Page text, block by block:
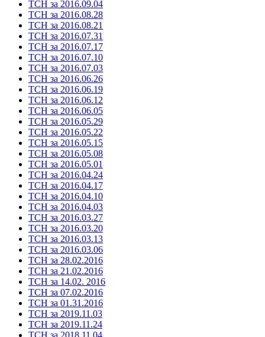
ТСН за 2016.09.04
ТСН за 2016.08.28
ТСН за 2016.08.21
ТСН за 2016.07.31
ТСН за 2016.07.17
ТСН за 2016.07.10
ТСН за 2016.07.03
ТСН за 2016.06.26
ТСН за 2016.06.19
ТСН за 2016.06.12
ТСН за 2016.06.05
ТСН за 2016.05.29
ТСН за 2016.05.22
ТСН за 2016.05.15
ТСН за 2016.05.08
ТСН за 2016.05.01
ТСН за 2016.04.24
ТСН за 2016.04.17
ТСН за 2016.04.10
ТСН за 2016.04.03
ТСН за 2016.03.27
ТСН за 2016.03.20
ТСН за 2016.03.13
ТСН за 2016.03.06
ТСН за 28.02.2016
ТСН за 21.02.2016
ТСН за 14.02. 2016
ТСН за 07.02.2016
ТСН за 01.31.2016
ТСН за 2019.11.03
ТСН за 2019.11.24
ТСН за 2018.11.04